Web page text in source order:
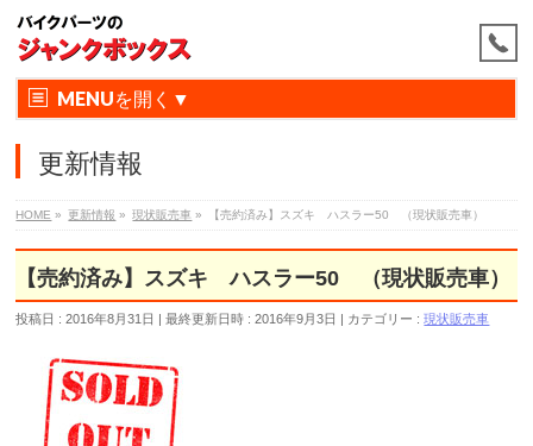
MENU
更新情報
HOME » 更新情報 » 現状販売車 » 【売約済み】スズキ ハスラー50 （現状販売車）
【売約済み】スズキ ハスラー50 （現状販売車）
投稿日 : 2016年8月31日 最終更新日時 : 2016年9月3日 カテゴリー :現状販売車